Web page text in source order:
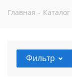
Главная - Каталог
Фильтр